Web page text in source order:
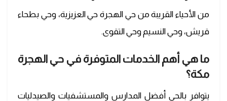
من الأحياء القريبة من حي الهجرة حي العزيزية، وحي بطحاء
قريش، وحي النسيم وحي التقوى.
ما هي أهم الخدمات المتوفرة في حي الهجرة
مكة؟
يتوافر بالحي أفضل المدارس والمستشفيات والصيدليات